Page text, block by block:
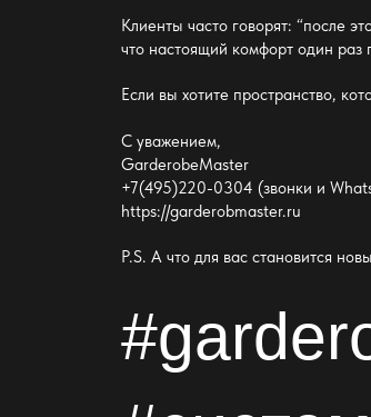
Клиенты часто говорят: “после
что настоящий комфорт один раз
Если вы хотите пространство,
С уважением,
GarderobeMaster
+7(495)220-0304 (звонки и
https://garderobmaster.ru
P.S. А что для вас становится